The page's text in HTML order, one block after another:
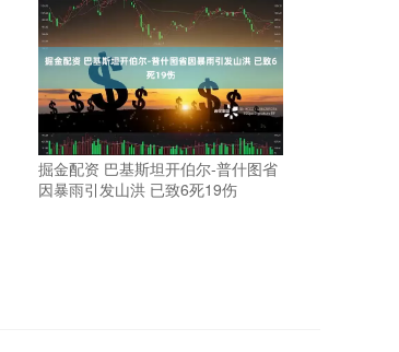
掘金配资 巴基斯坦开伯尔-普什图省
因暴雨引发山洪 已致6死19伤